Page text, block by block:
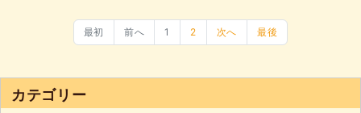
最初 前へ 1 2 次へ 最後
カテゴリー